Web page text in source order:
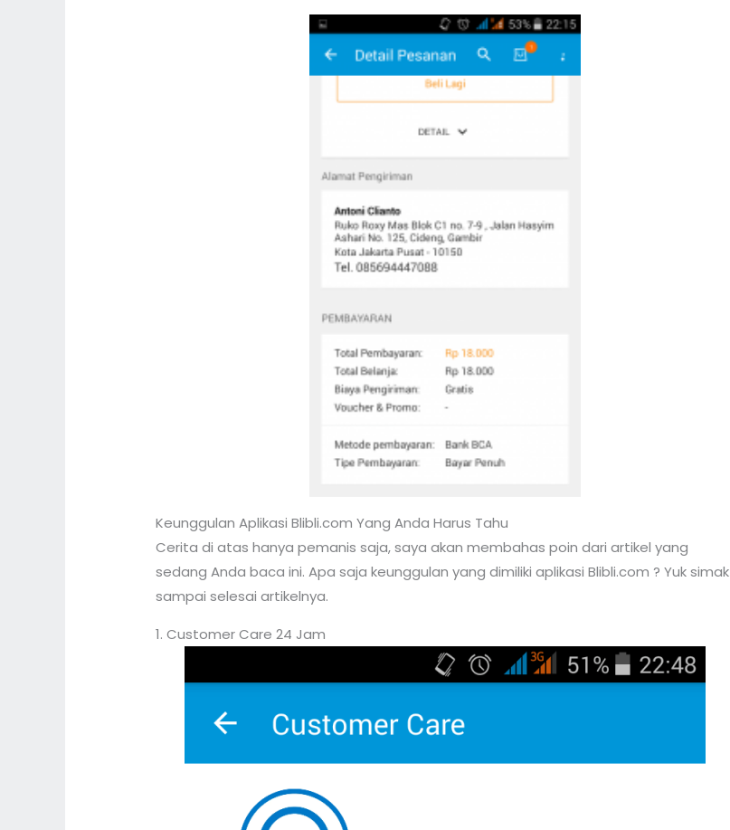
Keunggulan Aplikasi Blibli.com Yang Anda Harus Tahu
Cerita di atas hanya pemanis saja, saya akan membahas poin dari artikel yang
sedang Anda baca ini. Apa saja keunggulan yang dimiliki aplikasi Blibli.com ? Yuk simak
sampai selesai artikelnya.
1. Customer Care 24 Jam